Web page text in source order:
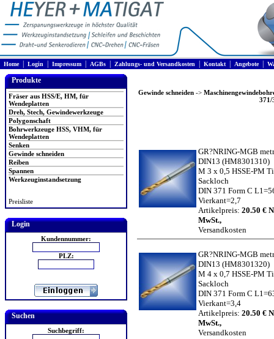
Home| Login Impressum AGBs Zahlungs- und Versandkosten Kontakt| Angebote|
Produkte
Fräser aus HSS/E, HM, für
Wendeplatten
Dreh, Stech, Gewindewerkzeuge
Polygonschaft
Bohrwerkzeuge HSS, VHM, für
Wendeplatten
Senken
Gewinde schneiden
Reiben
Spannen
Werkzeuginstandsetzung
Preisliste
Login
Kundennummer:
PLZ:
Suchen
Suchbegriff:
Gewinde schneiden->
371/
GR?NRING-MGB
DIN13 (HM8301310)
M 3 x 0,5 HSSE-PM
Sackloch
DIN 371 Form C
Vierkant=2,7
Artikelpreis: 20.50 €
MwSt.,
Versandkosten
GR?NRING-MGB
DIN13 (HM8301320)
M 4 x 0,7 HSSE-PM
Sackloch
DIN 371 Form C
Vierkant=3,4
Artikelpreis: 20.50 €
MwSt.,
Versandkosten